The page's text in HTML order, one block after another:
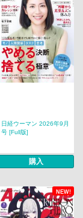
日経ウーマン 2026年9月
号 [Full版]
購入
NEW!